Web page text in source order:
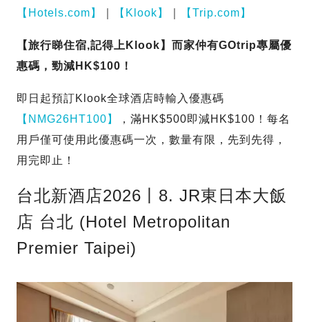
【Hotels.com】
【Klook】 【Trip.com】
【旅行睇住宿,記得上Klook】而家仲有GOtrip專屬優
惠碼，勁減HK$100！
即日起預訂Klook全球酒店時輸入優惠碼
【NMG26HT100】
，滿HK$500即減HK$100！每名
用戶僅可使用此優惠碼一次，數量有限，先到先得，
用完即止！
台北新酒店2026丨8. JR東日本大飯
店 台北 (Hotel Metropolitan
Premier Taipei)